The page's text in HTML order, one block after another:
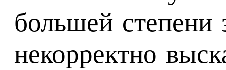
большей степени
некорректно